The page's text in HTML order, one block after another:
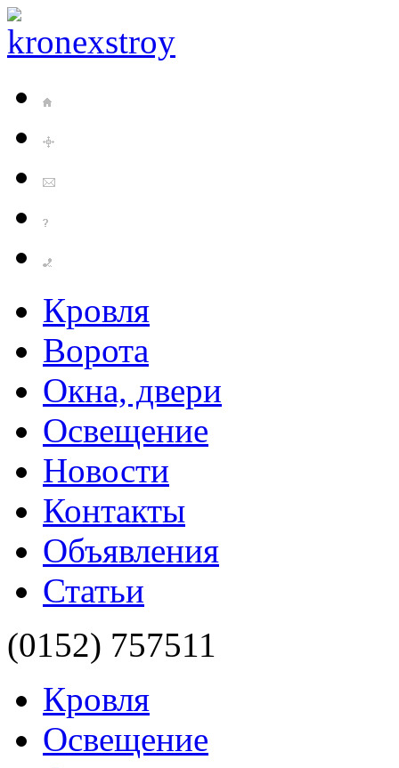
Кровля
Ворота
Окна, двери
Освещение
Новости
Контакты
Объявления
Статьи
(0152) 757511
Кровля
Освещение